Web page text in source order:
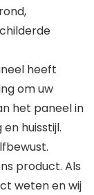
heeft
om uw
het paneel in
huisstijl.
product. Als
weten en wij